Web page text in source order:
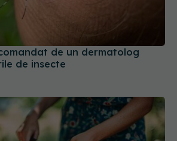
de un dermatolog
de insecte